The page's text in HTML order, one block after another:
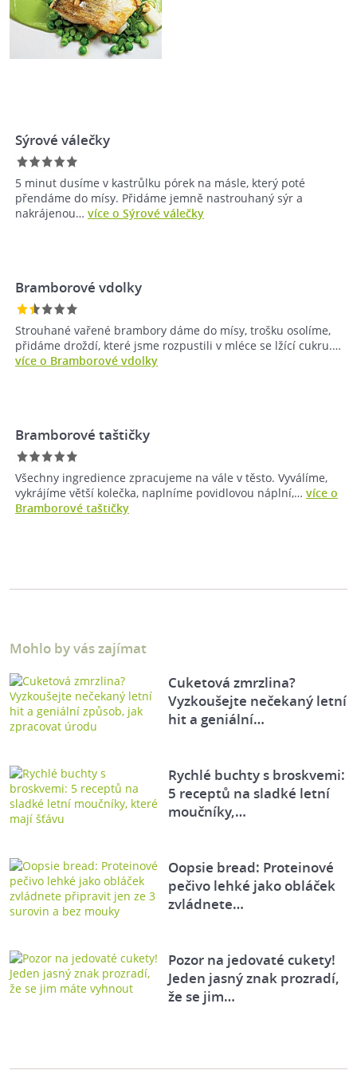
Sýrové válečky
5 minut dusíme v kastrůlku pórek na másle, který poté
přendáme do mísy. Přidáme jemně nastrouhaný sýr a
nakrájenou… více o Sýrové válečky
Bramborové vdolky
Strouhané vařené brambory dáme do mísy, trošku osolíme,
přidáme droždí, které jsme rozpustili v mléce se lžící cukru.…
více o Bramborové vdolky
Bramborové taštičky
Všechny ingredience zpracujeme na vále v těsto. Vyválíme,
vykrájíme větší kolečka, naplníme povidlovou náplní,… více o
Bramborové taštičky
Mohlo by vás zajímat
Cuketová zmrzlina?
Vyzkoušejte nečekaný letní
hit a geniální…
Rychlé buchty s broskvemi:
5 receptů na sladké letní
moučníky,…
Oopsie bread: Proteinové
pečivo lehké jako obláček
zvládnete…
Pozor na jedovaté cukety!
Jeden jasný znak prozradí,
že se jim…